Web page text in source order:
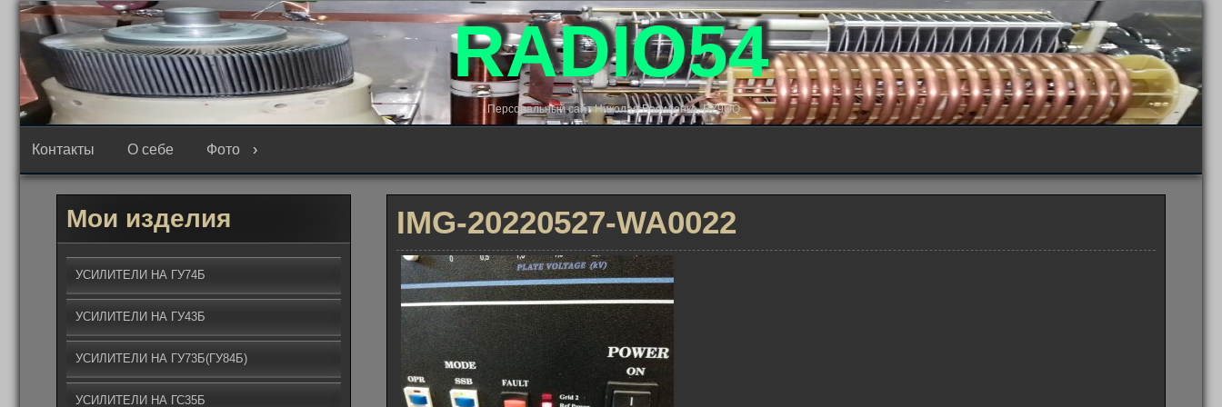
Перейти
к
содержимому
RADIO54
Персональный сайт Николая Василенко, RZ9OQ
Контакты О себе Фото
IMG-20220527-WA0022
Мои изделия
УСИЛИТЕЛИ НА ГУ74Б
УСИЛИТЕЛИ НА ГУ43Б
УСИЛИТЕЛИ НА ГУ73Б(ГУ84Б)
УСИЛИТЕЛИ НА ГС35Б